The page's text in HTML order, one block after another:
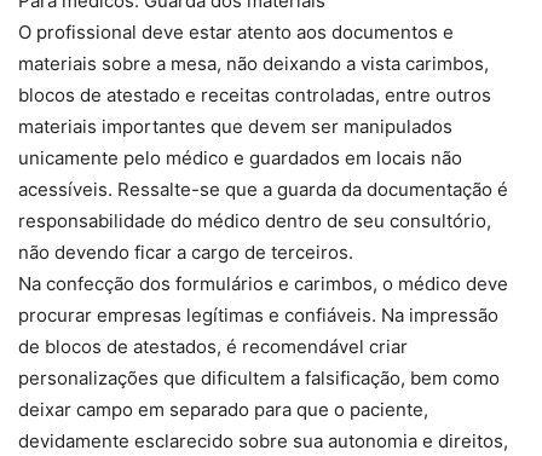
O profissional deve estar atento aos documentos e
materiais sobre a mesa, não deixando a vista carimbos,
blocos de atestado e receitas controladas, entre outros
materiais importantes que devem ser manipulados
unicamente pelo médico e guardados em locais não
acessíveis. Ressalte-se que a guarda da documentação é
responsabilidade do médico dentro de seu consultório,
não devendo ficar a cargo de terceiros.
Na confecção dos formulários e carimbos, o médico deve
procurar empresas legítimas e confiáveis. Na impressão
de blocos de atestados, é recomendável criar
personalizações que dificultem a falsificação, bem como
deixar campo em separado para que o paciente,
devidamente esclarecido sobre sua autonomia e direitos,